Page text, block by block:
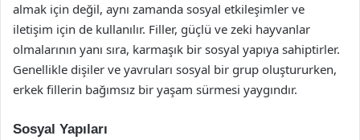
almak için değil, aynı zamanda sosyal etkileşimler ve
iletişim için de kullanılır. Filler, güçlü ve zeki hayvanlar
olmalarının yanı sıra, karmaşık bir sosyal yapıya sahiptirler.
Genellikle dişiler ve yavruları sosyal bir grup oluştururken,
erkek fillerin bağımsız bir yaşam sürmesi yaygındır.
Sosyal Yapıları